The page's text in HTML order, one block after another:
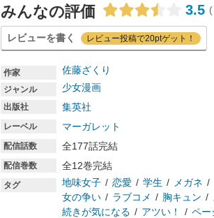
みんなの評価 3.5 (
レビューを書く レビュー投稿で20ptゲット！
作家 佐藤ざくり
ジャンル 少女漫画
出版社 集英社
レーベル マーガレット
配信話数 全177話完結
配信巻数 全12巻完結
タグ 地味女子 恋愛 学生
メガネ
女の争い
ラブコメ 胸キュン
続きが気になる
アツい！ ペー